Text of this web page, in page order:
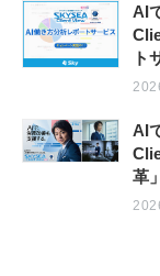
AI
ト
AI
革